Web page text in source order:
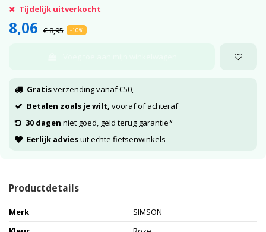
Tijdelijk uitverkocht
8,06 € 8,95 -10%
Gratisverzending vanaf €50,-
Betalen zoals je wilt, vooraf of achteraf
30 dagen niet goed, geld terug garantie*
Eerlijk adviesuit echte fietsenwinkels
Productdetails
Merk
SIMSON